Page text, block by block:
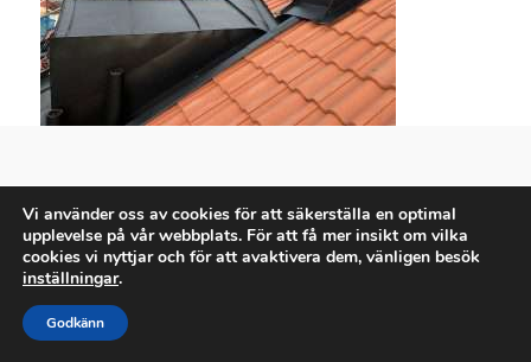
Vi använder oss av cookies för att säkerställa en optimal
upplevelse på vår webbplats. För att få mer insikt om vilka
cookies vi nyttjar och för att avaktivera dem, vänligen besök
inställningar.
Godkänn